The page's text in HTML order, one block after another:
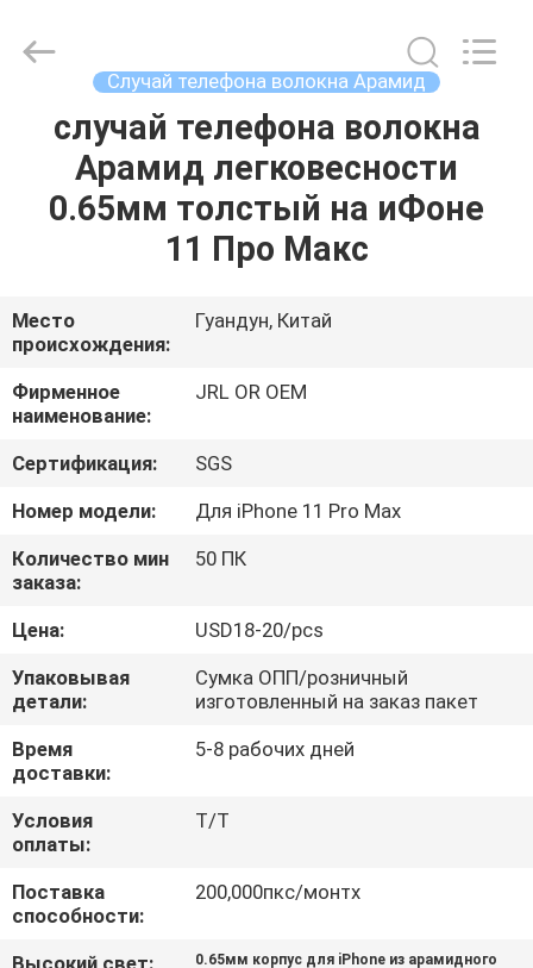
ДОМ
ТОВАРЫ
VR-
ШОУ
О
НАС
КОНТРОЛЬ
КАЧЕСТВА
СВЯЖИТЕСЬ
С
НАМИ
НОВОСТИ
Technology
Случай телефона волокна Арамид
случай телефона волокна
Арамид легковесности
0.65мм толстый на иФоне
11 Про Макс
Место
происхождения:
Гуандун, Китай
Фирменное
наименование:
JRL OR OEM
Сертификация:
SGS
Номер модели:
Для iPhone 11 Pro Max
Количество мин
заказа:
50 ПК
Цена:
USD18-20/pcs
Упаковывая
детали:
Сумка ОПП/розничный
изготовленный на заказ пакет
Время
доставки:
5-8 рабочих дней
Условия
оплаты:
Т/Т
Поставка
способности:
200,000пкс/монтх
0.65мм корпус для iPhone из арамидного